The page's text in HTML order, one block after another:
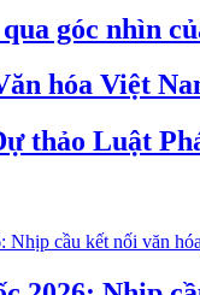
góc nhìn
hóa Việt
thảo Luật